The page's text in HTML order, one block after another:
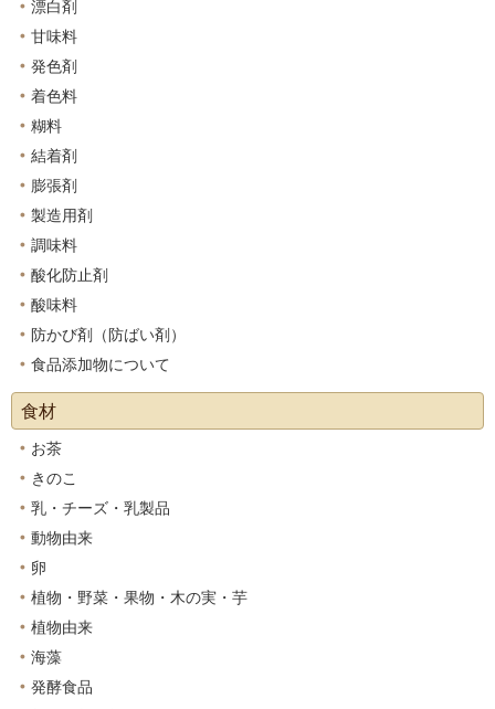
漂白剤
甘味料
発色剤
着色料
糊料
結着剤
膨張剤
製造用剤
調味料
酸化防止剤
酸味料
防かび剤（防ばい剤）
食品添加物について
食材
お茶
きのこ
乳・チーズ・乳製品
動物由来
卵
植物・野菜・果物・木の実・芋
植物由来
海藻
発酵食品